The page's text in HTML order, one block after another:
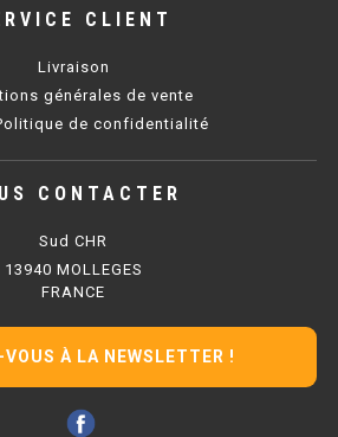
600 ÉLECTRIQUE
GAZ
CLIENT
Livraison
générales de vente
de confidentialité
CONTACTER
Sud CHR
13940 MOLLEGES
FRANCE
VOUS À LA NEWSLETTER !